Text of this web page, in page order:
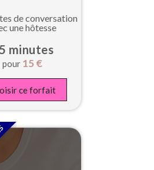
de conversation
une hôtesse
minutes
pour 15 €
ce forfait